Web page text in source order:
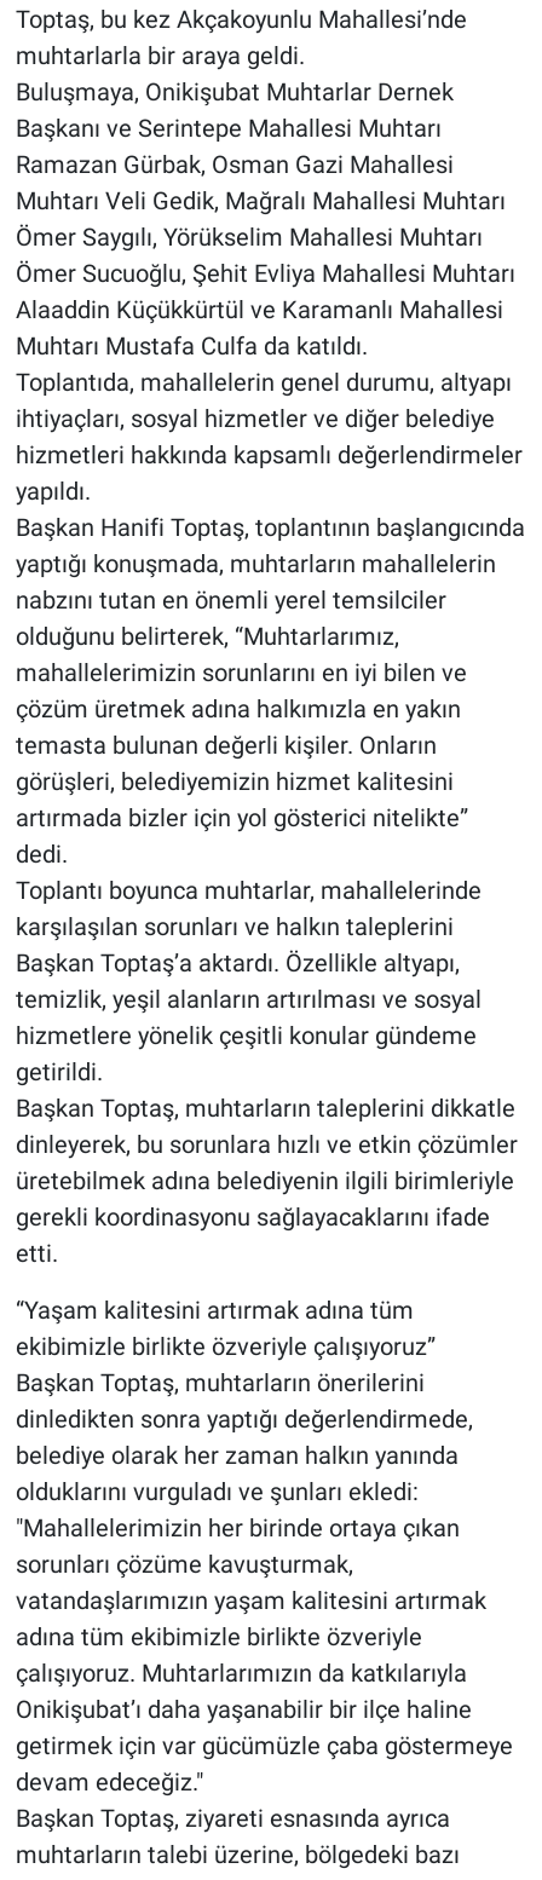
Toptaş, bu kez Akçakoyunlu Mahallesi’nde
muhtarlarla bir araya geldi.
Buluşmaya, Onikişubat Muhtarlar Dernek
Başkanı ve Serintepe Mahallesi Muhtarı
Ramazan Gürbak, Osman Gazi Mahallesi
Muhtarı Veli Gedik, Mağralı Mahallesi Muhtarı
Ömer Saygılı, Yörükselim Mahallesi Muhtarı
Ömer Sucuoğlu, Şehit Evliya Mahallesi Muhtarı
Alaaddin Küçükkürtül ve Karamanlı Mahallesi
Muhtarı Mustafa Culfa da katıldı.
Toplantıda, mahallelerin genel durumu, altyapı
ihtiyaçları, sosyal hizmetler ve diğer belediye
hizmetleri hakkında kapsamlı değerlendirmeler
yapıldı.
Başkan Hanifi Toptaş, toplantının başlangıcında
yaptığı konuşmada, muhtarların mahallelerin
nabzını tutan en önemli yerel temsilciler
olduğunu belirterek, “Muhtarlarımız,
mahallelerimizin sorunlarını en iyi bilen ve
çözüm üretmek adına halkımızla en yakın
temasta bulunan değerli kişiler. Onların
görüşleri, belediyemizin hizmet kalitesini
artırmada bizler için yol gösterici nitelikte”
dedi.
Toplantı boyunca muhtarlar, mahallelerinde
karşılaşılan sorunları ve halkın taleplerini
Başkan Toptaş’a aktardı. Özellikle altyapı,
temizlik, yeşil alanların artırılması ve sosyal
hizmetlere yönelik çeşitli konular gündeme
getirildi.
Başkan Toptaş, muhtarların taleplerini dikkatle
dinleyerek, bu sorunlara hızlı ve etkin çözümler
üretebilmek adına belediyenin ilgili birimleriyle
gerekli koordinasyonu sağlayacaklarını ifade
etti.
“Yaşam kalitesini artırmak adına tüm
ekibimizle birlikte özveriyle çalışıyoruz”
Başkan Toptaş, muhtarların önerilerini
dinledikten sonra yaptığı değerlendirmede,
belediye olarak her zaman halkın yanında
olduklarını vurguladı ve şunları ekledi:
"Mahallelerimizin her birinde ortaya çıkan
sorunları çözüme kavuşturmak,
vatandaşlarımızın yaşam kalitesini artırmak
adına tüm ekibimizle birlikte özveriyle
çalışıyoruz. Muhtarlarımızın da katkılarıyla
Onikişubat’ı daha yaşanabilir bir ilçe haline
getirmek için var gücümüzle çaba göstermeye
devam edeceğiz."
Başkan Toptaş, ziyareti esnasında ayrıca
muhtarların talebi üzerine, bölgedeki bazı